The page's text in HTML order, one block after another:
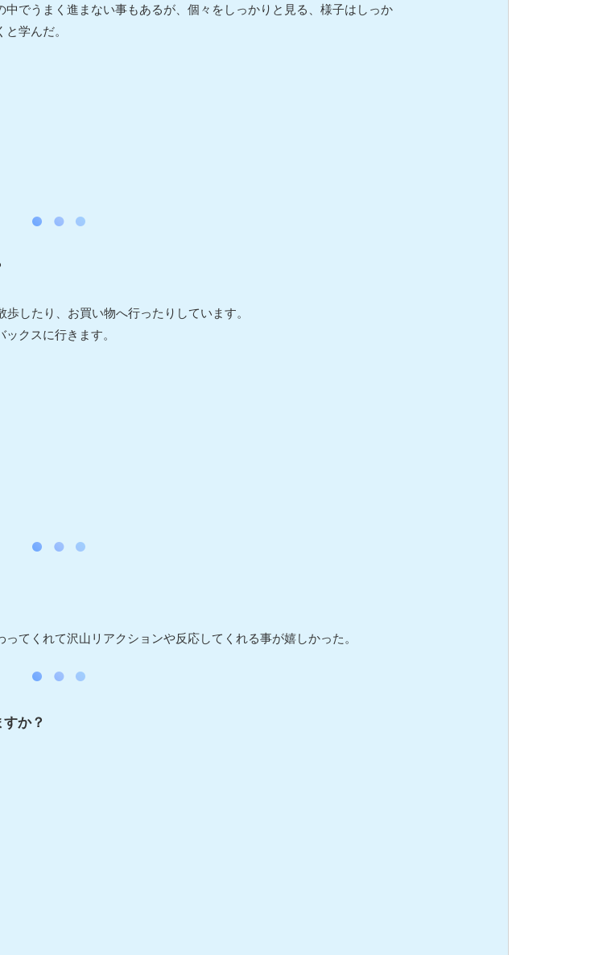
でうまく進まない事もあるが、個々をしっかりと見る、様子はしっか
学んだ。
したり、お買い物へ行ったりしています。
クスに行きます。
てくれて沢山リアクションや反応してくれる事が嬉しかった。
か？